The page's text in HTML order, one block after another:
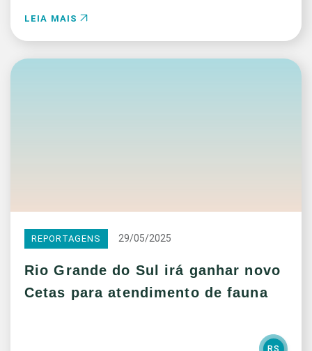
LEIA MAIS
REPORTAGENS 29/05/2025
Rio Grande do Sul irá ganhar novo
Cetas para atendimento de fauna
RS